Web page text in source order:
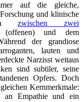
auf die gleiche,
und klinische
zwischen zwei
(offenen) und dem
der grandiose
lauten und
Narzisst weitaus
sind subtiler, seine
Opfers. Doch
Kernmerkmale:
an Empathie und ein